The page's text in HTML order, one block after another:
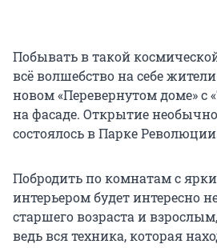
Побывать в такой
всё волшебство на себе
новом «Перевернутом доме» с
на фасаде. Открытие
состоялось в Парке
Побродить по комнатам с
интерьером будет интересно
старшего возраста и
ведь вся техника, которая